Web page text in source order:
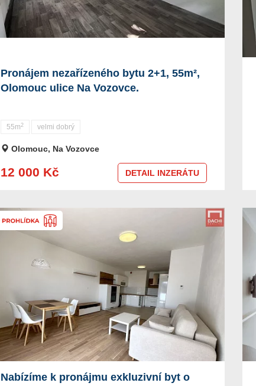
Pronájem nezařízeného bytu 2+1, 55m²,
Olomouc ulice Na Vozovce.
55m 2 velmi dobrý
Olomouc, Na Vozovce
12 000 Kč DETAIL INZERÁTU
Nabízíme k pronájmu exkluzivní byt o